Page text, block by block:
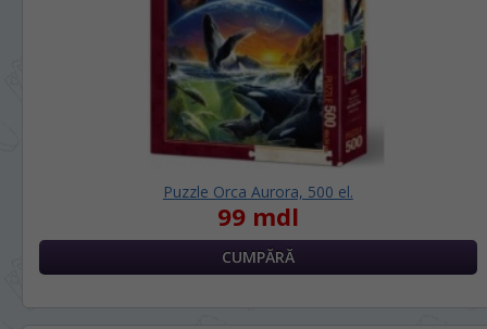
Puzzle Orca Aurora, 500 el.
99 mdl